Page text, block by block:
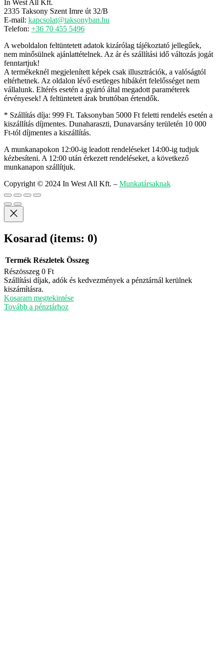
In West All Kft.
2335 Taksony Szent Imre út 32/B
E-mail: kapcsolat@taksonyban.hu
Telefon: +36 70 455 5496
A weboldalon feltüntetett adatok kizárólag tájékoztató jellegűek,
nem minősülnek ajánlattételnek. Az ár és szállítási idő változás jogát
fenntartjuk!
A termékeknél megjelenített képek csak illusztrációk, a valóságtól
eltérhetnek. Az oldalon lévő esetleges hibákért felelősséget nem
vállalunk. Eltérés esetén a gyártó által megadott paraméterek
érvényesek! A feltüntetett árak bruttóban értendők.
* Szállítás díja: 999 Ft. Taksonyban 5000 Ft feletti rendelés esetén a
kiszállítás díjmentes. Dunaharaszti, Dunavarsány területén 10 000
Ft-tól díjmentes a kiszállítás.
A munkanapokon 12:00-ig leadott rendeléseket 14:00-ig tudjuk
kézbesíteni. A 12:00 után érkezett rendeléseket, a következő
munkanapon szállítjuk.
Copyright © 2024 In West All Kft. – Munkatársaknak
Kosarad (items: 0)
Termékek
a
kosárban
Termék Részletek Összeg
Részösszeg 0 Ft
Szállítási díjak, adók és kedvezmények a pénztárnál kerülnek
kiszámításra.
Kosaram megtekintése
Tovább a pénztárhoz